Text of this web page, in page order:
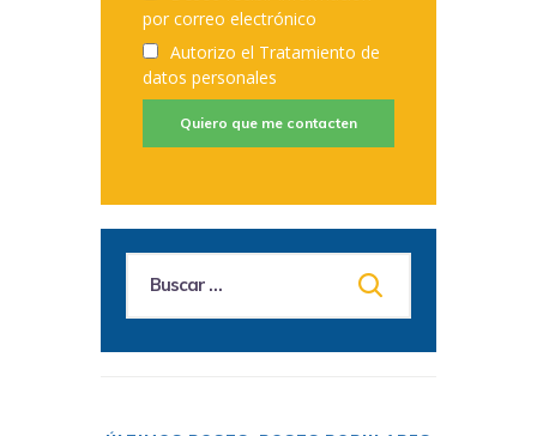
por correo electrónico
Autorizo el Tratamiento de
datos personales
Quiero que me contacten